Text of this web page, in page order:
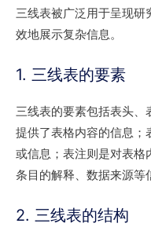
三线表被广泛用于呈现研
效地展示复杂信息。
1. 三线表的要素
三线表的要素包括表头、
提供了表格内容的信息；
或信息；表注则是对表格
条目的解释、数据来源等
2. 三线表的结构